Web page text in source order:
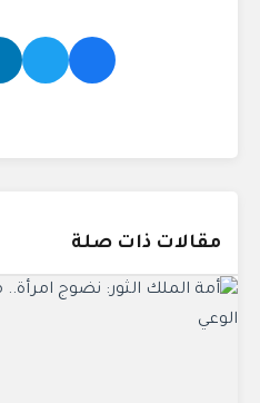
مقالات ذات صلة